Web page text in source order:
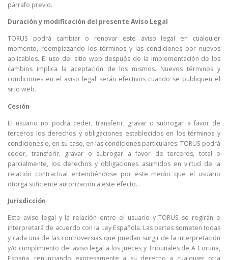
párrafo previo.
Duración y modificación del presente Aviso Legal
TORUS podrá cambiar o renovar este aviso legal en cualquier
momento, reemplazando los términos y las condiciones por nuevos
aplicables. El uso del sitio web después de la implementación de los
cambios implica la aceptación de los mismos. Nuevos términos y
condiciones en el aviso legal serán efectivos cuando se publiquen el
sitio web.
Cesión
El usuario no podrá ceder, transferir, gravar o subrogar a favor de
terceros los derechos y obligaciones establecidos en los términos y
condiciones o, en su caso, en las condiciones particulares. TORUS podrá
ceder, transferir, gravar o subrogar a favor de terceros, total o
parcialmente, los derechos y obligaciones asumidos en virtud de la
relación contractual entendiéndose por este medio que el usuario
otorga suficiente autorización a este efecto.
Jurisdicción
Este aviso legal y la relación entre el usuario y TORUS se regirán e
interpretará de acuerdo con la Ley Española. Las partes someten todas
y cada una de las controversias que puedan surgir de la interpretación
y/o cumplimiento del aviso legal a los jueces y Tribunales de A Coruña,
España, renunciando expresamente a su derecho a cualquier otra